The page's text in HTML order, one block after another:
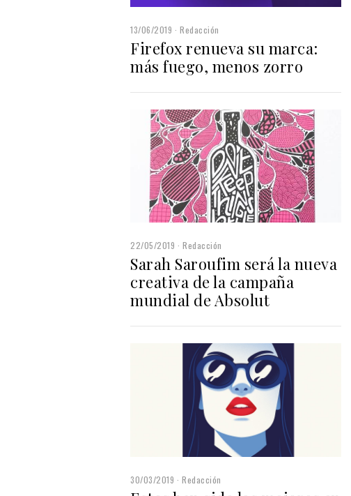
13/06/2019 Redacción
Firefox renueva su marca:
más fuego, menos zorro
22/05/2019 Redacción
Sarah Saroufim será la nueva
creativa de la campaña
mundial de Absolut
30/03/2019 Redacción